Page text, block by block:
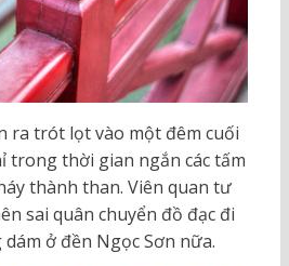
ra trót lọt vào một đêm cuối
trong thời gian ngắn các tấm
thành than. Viên quan tư
sai quân chuyển đồ đạc đi
ở đền Ngọc Sơn nữa.